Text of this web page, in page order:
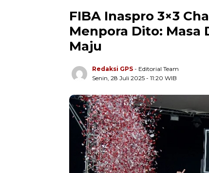
FIBA Inaspro 3×3
Menpora Dito: Masa
Maju
Redaksi GPS - Editorial Team
Senin, 28 Juli 2025 - 11:20 WIB